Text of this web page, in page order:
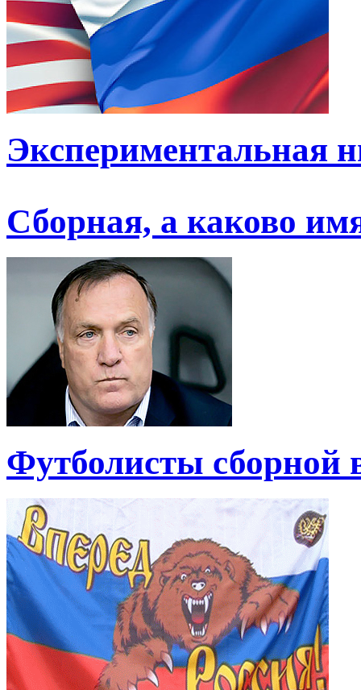
Экспериментальная
Сборная, а каково
Футболисты сборной